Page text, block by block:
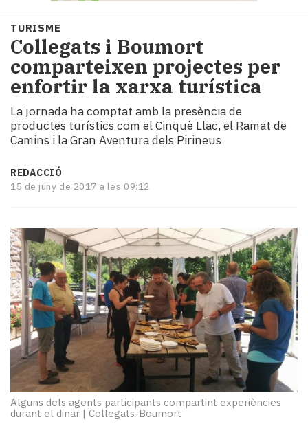
Societat
Política
i
municipis
Economia
turisme
Cultura
Mai
tant!
mitjans
El
temps
Reportatges
Entrevistes
Enquestes
A
escena!
Dis
la
teva!
Subscriptors
La
TURISME
Collegats i Boumort
comparteixen projectes per
enfortir la xarxa turística
La jornada ha comptat amb la presència de
productes turístics com el Cinquè Llac, el Ramat de
Camins i la Gran Aventura dels Pirineus
REDACCIÓ
15 de juny de 2017 a les 09:12
Alguns dels agents participants compartint experiències
durant el dinar | Collegats-Boumort